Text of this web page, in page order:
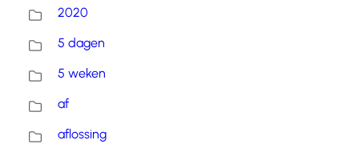
2020
5 dagen
5 weken
af
aflossing